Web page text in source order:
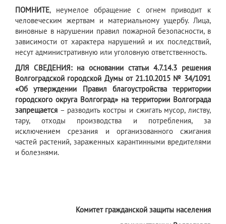
ПОМНИТЕ, неумелое обращение с огнем приводит к
человеческим жертвам и материальному ущербу. Лица,
виновные в нарушении правил пожарной безопасности, в
зависимости от характера нарушений и их последствий,
несут административную или уголовную ответственность.
ДЛЯ СВЕДЕНИЯ: на основании статьи 4.7.14.3 решения
Волгоградской городской Думы от 21.10.2015 № 34/1091
«Об утверждении Правил благоустройства территории
городского округа Волгоград» на территории Волгограда
запрещается – разводить костры и сжигать мусор, листву,
тару, отходы производства и потребления, за
исключением срезания и организованного сжигания
частей растений, зараженных карантинными вредителями
и болезнями.
Комитет гражданской защиты населения